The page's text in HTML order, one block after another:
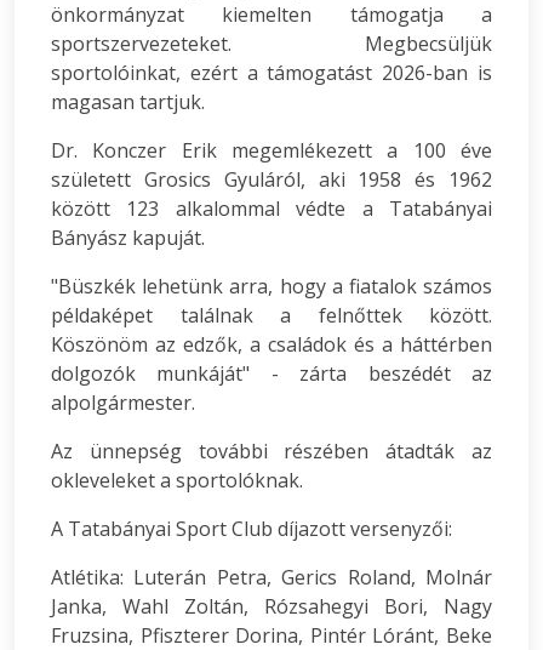
önkormányzat kiemelten támogatja a
sportszervezeteket. Megbecsüljük
sportolóinkat, ezért a támogatást 2026-ban is
magasan tartjuk.
Dr. Konczer Erik megemlékezett a 100 éve
született Grosics Gyuláról, aki 1958 és 1962
között 123 alkalommal védte a Tatabányai
Bányász kapuját.
"Büszkék lehetünk arra, hogy a fiatalok számos
példaképet találnak a felnőttek között.
Köszönöm az edzők, a családok és a háttérben
dolgozók munkáját" - zárta beszédét az
alpolgármester.
Az ünnepség további részében átadták az
okleveleket a sportolóknak.
A Tatabányai Sport Club díjazott versenyzői:
Atlétika: Luterán Petra, Gerics Roland, Molnár
Janka, Wahl Zoltán, Rózsahegyi Bori, Nagy
Fruzsina, Pfiszterer Dorina, Pintér Lóránt, Beke